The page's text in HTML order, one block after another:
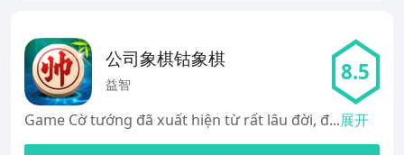
公司象棋钴象棋
益智 8.5
Game Cờ tướng đã xuất hiện từ rất lâu đời, đ...展开